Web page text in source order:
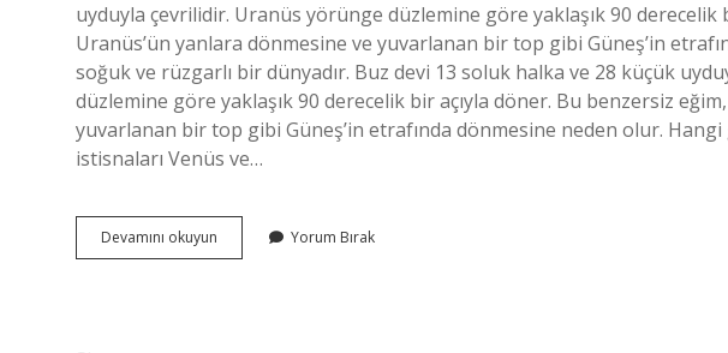
uyduyla çevrilidir. Uranüs yörünge düzlemine göre yaklaşık 90 derecelik
Uranüs’ün yanlara dönmesine ve yuvarlanan bir top gibi Güneş’in
soğuk ve rüzgarlı bir dünyadır. Buz devi 13 soluk halka ve 28 küçük
düzlemine göre yaklaşık 90 derecelik bir açıyla döner. Bu benzersiz
yuvarlanan bir top gibi Güneş’in etrafında dönmesine neden olur.
istisnaları Venüs ve…
Devamını okuyun
Nasıl
Yorum Bırak